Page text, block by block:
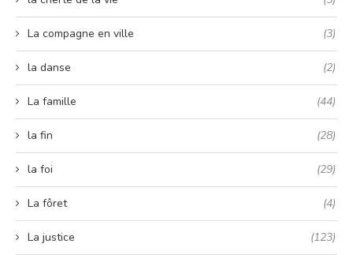
La compagne en ville (3)
la danse (2)
La famille (44)
la fin (28)
la foi (29)
La fôret (4)
La justice (123)